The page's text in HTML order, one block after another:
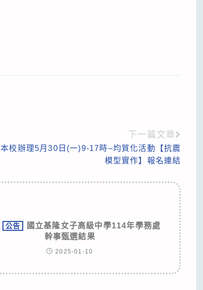
下一篇文章
本校辦理5月30日(一)9-17時–均質化活動【抗震
模型實作】報名連結
公告
國立基隆女子高級中學114年學務處
幹事甄選結果
2025-01-10